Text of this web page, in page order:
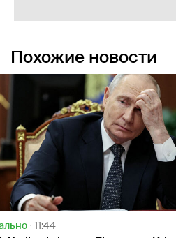
Похожие новости
Видео
Oбщество